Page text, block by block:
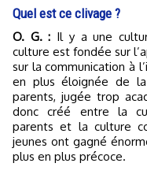
Quel est ce clivage ?
O. G. : Il y a une
culture est fondée sur
sur la communication à
en plus éloignée de
parents, jugée trop
donc créé entre la
parents et la culture
jeunes ont gagné
plus en plus précoce.